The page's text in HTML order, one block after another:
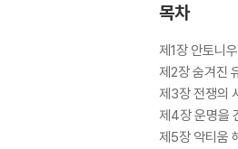
목차
제1장 안토니
제2장 숨겨진
제3장 전쟁의
제4장 운명을
제5장 악티움